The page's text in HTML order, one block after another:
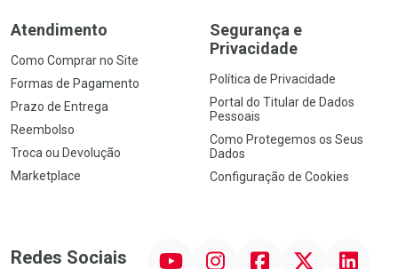
Atendimento
Como Comprar no Site
Formas de Pagamento
Prazo de Entrega
Reembolso
Troca ou Devolução
Marketplace
Segurança e
Privacidade
Política de Privacidade
Portal do Titular de Dados
Pessoais
Como Protegemos os Seus
Dados
Configuração de Cookies
Redes Sociais InstagramFacebook Linkedin